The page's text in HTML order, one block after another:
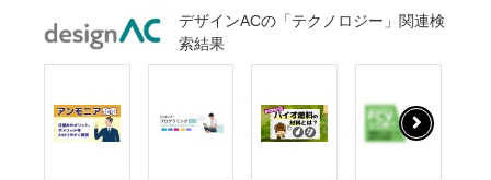
デザインACの「テクノロジー」関連検
索結果